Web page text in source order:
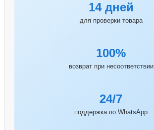
14 дней
для проверки товара
100%
возврат при несоответствии
24/7
поддержка по WhatsApp